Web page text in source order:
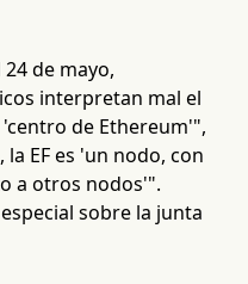
de mayo,
interpretan mal el
'centro de Ethereum'",
EF es 'un nodo, con
a otros nodos'".
sobre la junta